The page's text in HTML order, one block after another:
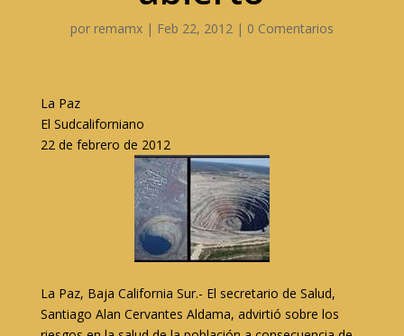
por remamx| Feb 22, 2012| 0 Comentarios
La Paz
El Sudcaliforniano
22 de febrero de 2012
La Paz, Baja California Sur.- El secretario de Salud,
Santiago Alan Cervantes Aldama, advirtió sobre los